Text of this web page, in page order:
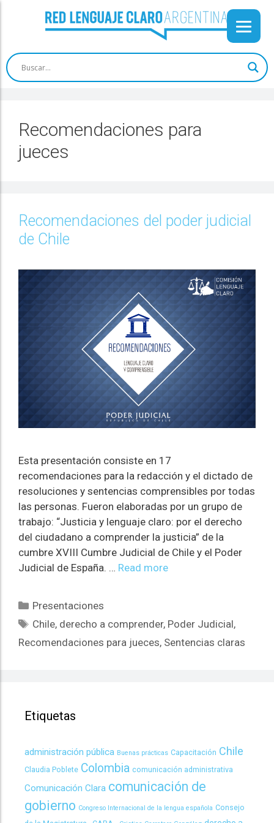
Recomendaciones para
jueces
Recomendaciones del poder judicial
de Chile
Esta presentación consiste en 17
recomendaciones para la redacción y el dictado de
resoluciones y sentencias comprensibles por todas
las personas. Fueron elaboradas por un grupo de
trabajo: “Justicia y lenguaje claro: por el derecho
del ciudadano a comprender la justicia” de la
cumbre XVIII Cumbre Judicial de Chile y el Poder
Judicial de España. … Read more
Presentaciones
Chile, derecho a comprender, Poder Judicial,
Recomendaciones para jueces, Sentencias claras
Etiquetas
administración pública Buenas prácticas Capacitación Chile
Claudia Poblete Colombia comunicación administrativa
Comunicación Clara comunicación de
gobierno Congreso Internacional de la lengua española Consejo